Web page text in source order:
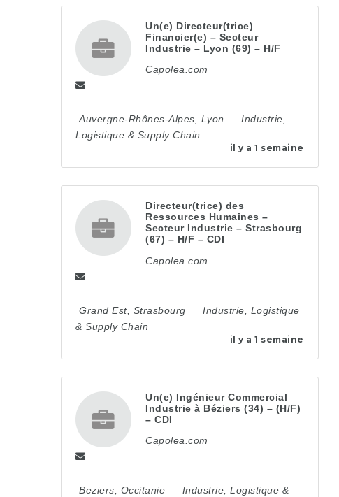
Un(e) Directeur(trice)
Financier(e) – Secteur
Industrie – Lyon (69) – H/F
il y a 1 semaine
Capolea.com
Auvergne-Rhônes-Alpes Lyon
Industrie,
Logistique & Supply Chain
Directeur(trice) des
Ressources Humaines –
Secteur Industrie – Strasbourg
(67) – H/F – CDI
il y a 1 semaine
Capolea.com
Grand Est, Strasbourg
Industrie, Logistique
& Supply Chain
Un(e) Ingénieur Commercial
Industrie à Béziers (34) – (H/F)
– CDI
Capolea.com
Beziers Occitanie
Industrie, Logistique &